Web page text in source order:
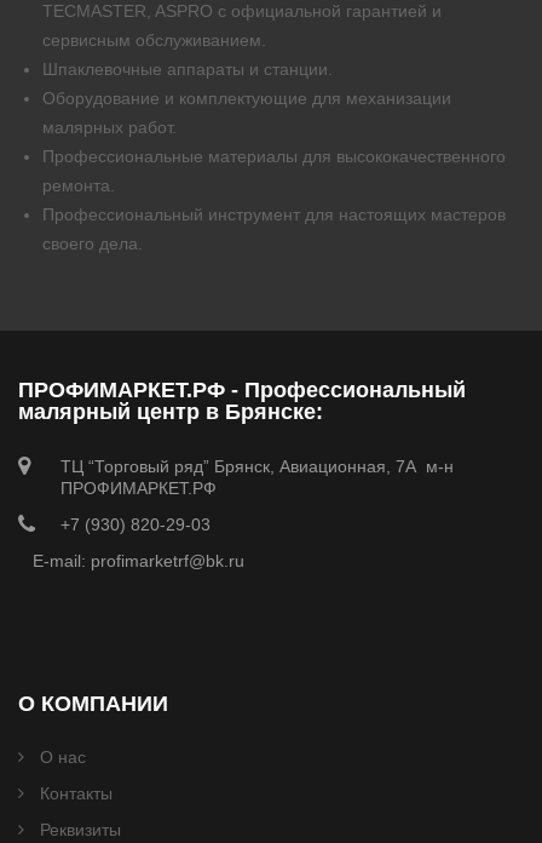
TECMASTER, ASPRO с официальной гарантией и
сервисным обслуживанием.
Шпаклевочные аппараты и станции.
Оборудование и комплектующие для механизации
малярных работ.
Профессиональные материалы для высококачественного
ремонта.
Профессиональный инструмент для настоящих мастеров
своего дела.
ПРОФИМАРКЕТ.РФ - Профессиональный
малярный центр в Брянске:
ТЦ “Торговый ряд” Брянск, Авиационная, 7А м-н
ПРОФИМАРКЕТ.РФ
+7 (930) 820-29-03
E-mail: profimarketrf@bk.ru
О КОМПАНИИ
О нас
Контакты
Реквизиты